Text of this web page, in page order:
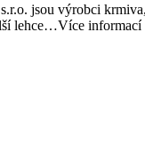
jsou výrobci
lehce…Více informací